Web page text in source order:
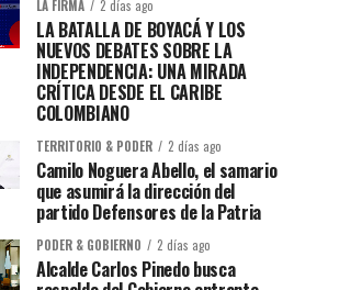
LA FIRMA 2 días ago
LA BATALLA DE BOYACÁ Y LOS
NUEVOS DEBATES SOBRE LA
INDEPENDENCIA: UNA MIRADA
CRÍTICA DESDE EL CARIBE
COLOMBIANO
TERRITORIO & PODER 2 días ago
Camilo Noguera Abello, el samario
que asumirá la dirección del
partido Defensores de la Patria
PODER & GOBIERNO 2 días ago
Alcalde Carlos Pinedo busca